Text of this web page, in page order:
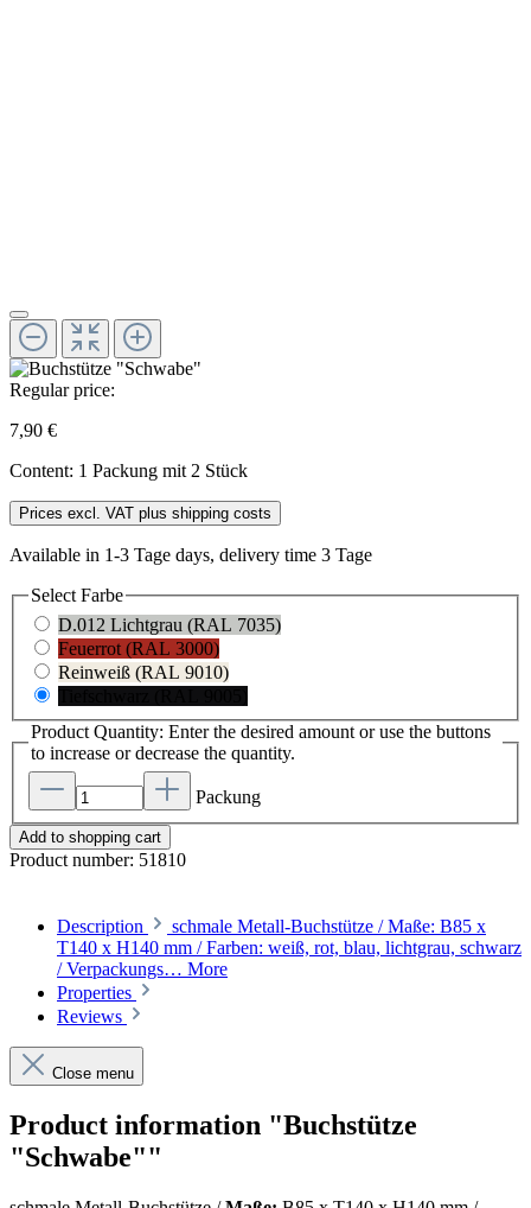
Regular price:
7,90 €
Content: 1 Packung mit 2 Stück
Prices excl. VAT plus shipping costs
Available in 1-3 Tage days, delivery time 3 Tage
Select Farbe
D.012 Lichtgrau (RAL 7035)
Feuerrot (RAL 3000)
Reinweiß (RAL 9010)
Product Quantity: Enter the desired amount or use the buttons
to increase or decrease the quantity.
Packung
Add to shopping cart
Product number: 51810
Description
schmale Metall-Buchstütze / Maße: B85 x
T140 x H140 mm / Farben: weiß, rot, blau, lichtgrau, schwarz
/ Verpackungs… More
Properties
Reviews
Close menu
Product information "Buchstütze
"Schwabe""